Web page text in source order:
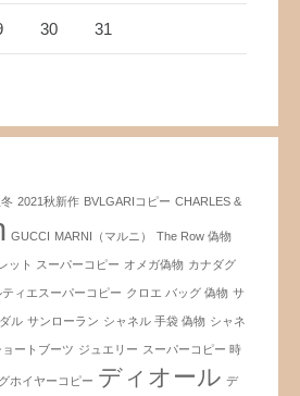
30 31
2021秋新作 BVLGARIコピー CHARLES &
GUCCI MARNI（マルニ） The Row 偽物
ット スーパーコピー オメガ偽物 カナダグ
ティエスーパーコピー クロエ バッグ 偽物 サ
ル サンローラン シャネル 手袋 偽物 シャネ
ョートブーツ ジュエリー スーパーコピー 時
ホイヤーコピー ディオール デ